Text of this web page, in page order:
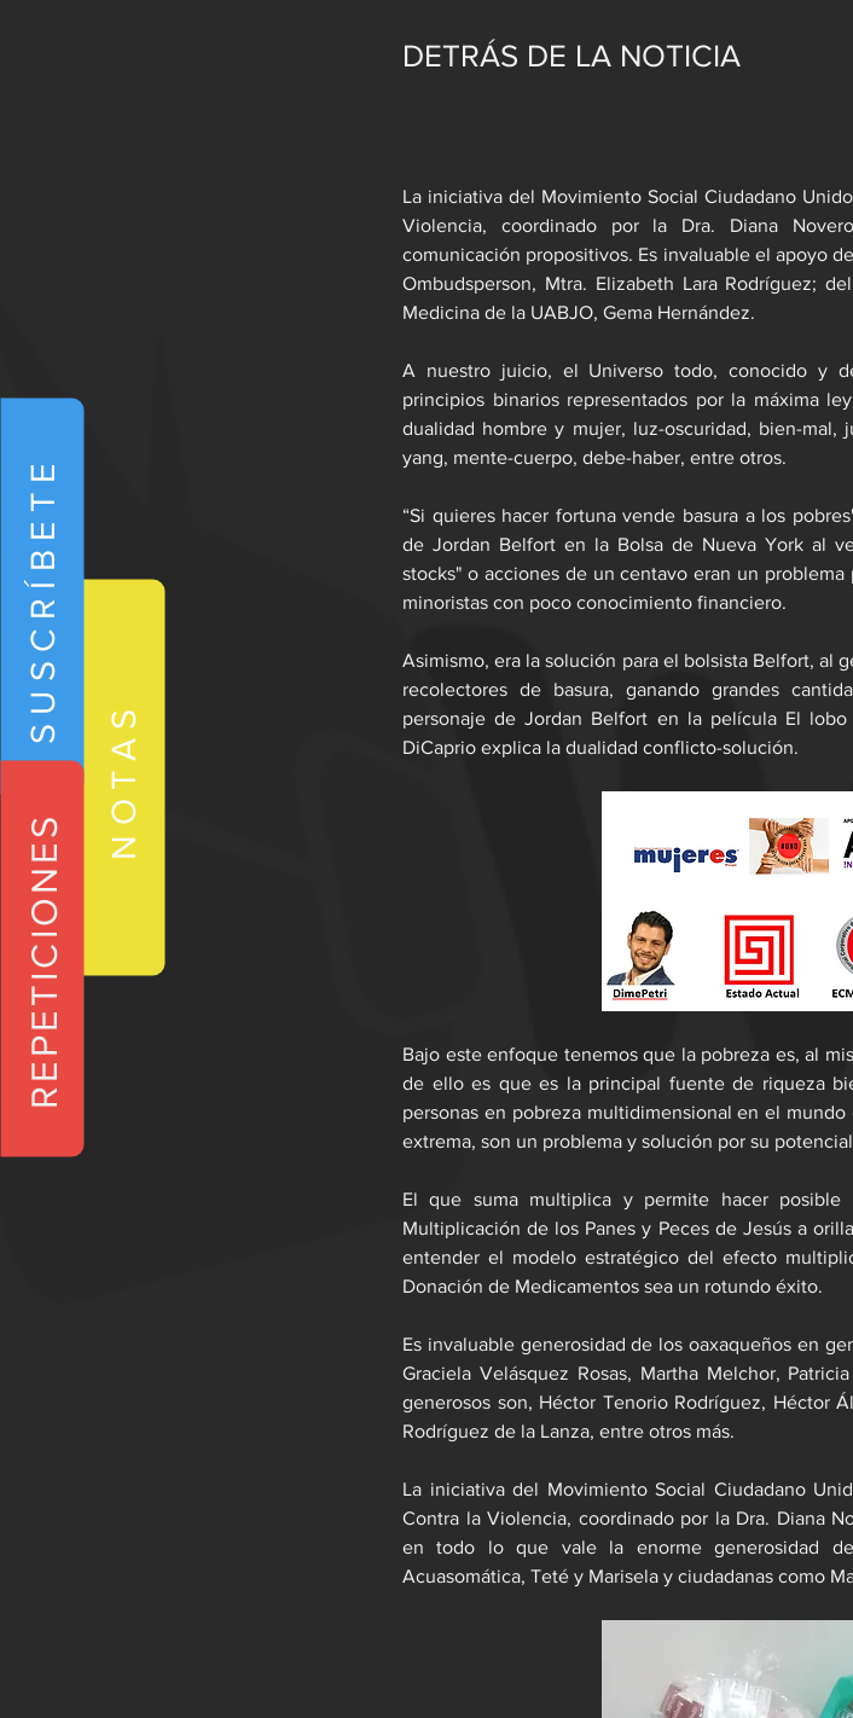
NOTAS
SUSCRÍBETE
REPETICIONES
DETRÁS DE LA NOTICIA
La iniciativa del Movimiento Social Ciudadano
Violencia, coordinado por la Dra. Diana
comunicación propositivos. Es invaluable el apoyo
Ombudsperson, Mtra. Elizabeth Lara Rodríguez;
Medicina de la UABJO, Gema Hernández.
A nuestro juicio, el Universo todo, conocido y
principios binarios representados por la máxima
dualidad hombre y mujer, luz-oscuridad, bien-mal,
yang, mente-cuerpo, debe-haber, entre otros.
“Si quieres hacer fortuna vende basura a los
de Jordan Belfort en la Bolsa de Nueva York al
stocks" o acciones de un centavo eran un
minoristas con poco conocimiento financiero.
Asimismo, era la solución para el bolsista Belfort, al
recolectores de basura, ganando grandes
personaje de Jordan Belfort en la película El
DiCaprio explica la dualidad conflicto-solución.
Bajo este enfoque tenemos que la pobreza es, al
de ello es que es la principal fuente de riqueza
personas en pobreza multidimensional en el
extrema, son un problema y solución por su
El que suma multiplica y permite hacer
Multiplicación de los Panes y Peces de Jesús a
entender el modelo estratégico del efecto
Donación de Medicamentos sea un rotundo éxito.
Es invaluable generosidad de los oaxaqueños en
Graciela Velásquez Rosas, Martha Melchor,
generosos son, Héctor Tenorio Rodríguez, Héctor
Rodríguez de la Lanza, entre otros más.
La iniciativa del Movimiento Social Ciudadano
Contra la Violencia, coordinado por la Dra. Diana
en todo lo que vale la enorme generosidad
Acuasomática, Teté y Marisela y ciudadanas como